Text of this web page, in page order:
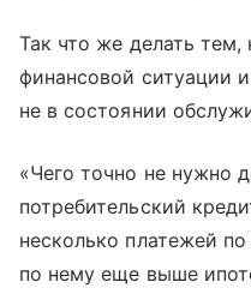
Так что же делать тем,
финансовой ситуации
не в состоянии
«Чего точно не нужно
потребительский
несколько платежей
по нему еще выше